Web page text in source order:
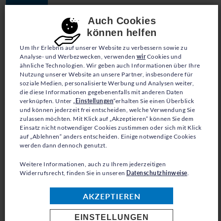
Consent-Einstellungen
Auch Cookies
können helfen
Um Ihr Erlebnis auf unserer Website zu verbessern sowie zu
Analyse- und Werbezwecken, verwenden wirCookies und
ähnliche Technologien. Wir geben auch Informationen über Ihre
Nutzung unserer Website an unsere Partner, insbesondere für
soziale Medien, personalisierte Werbung und Analysen weiter,
die diese Informationen gegebenenfalls mit anderen Daten
verknüpfen. Unter „ Einstellungen“erhalten Sie einen Überblick
und können jederzeit frei entscheiden, welche Verwendung Sie
zulassen möchten. Mit Klick auf „Akzeptieren“ können Sie dem
Einsatz nicht notwendiger Cookies zustimmen oder sich mit Klick
auf „Ablehnen“ anders entscheiden. Einige notwendige Cookies
werden dann dennoch genutzt.
Weitere Informationen, auch zu Ihrem jederzeitigen
Widerrufsrecht, finden Sie in unseren Datenschutzhinweise.
AKZEPTIEREN
EINSTELLUNGEN
JETZT SPENDEN